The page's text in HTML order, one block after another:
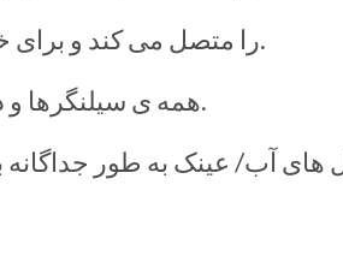
دستگاه دیدار اصلی با ساختار ساده فقط یک اتوبوس ارتباطی دارد که PLC را متصل می کند و برای خدمت آسان است.
همه ی سیلنگرها و دستگاه تحویل و دو صفحه ی بیماری جمع شده اند که ساختار ساده و عملیات ساده ای هستند.